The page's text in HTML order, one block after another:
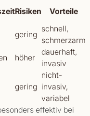
Risiken
Vorteile
gering
schnell,
schmerzarm
höher
dauerhaft,
invasiv
gering
nicht-
invasiv,
variabel
effektiv bei